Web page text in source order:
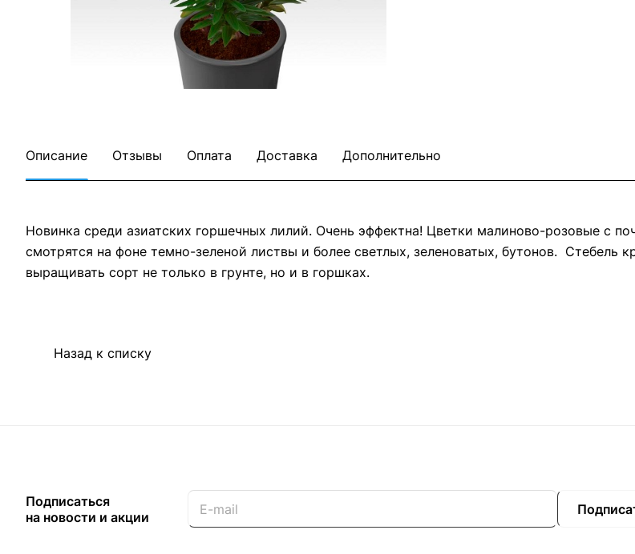
Описание Отзывы Оплата Доставка Дополнительно
Новинка среди азиатских горшечных лилий. Очень эффектна! Цветки малиново-розовые с
смотрятся на фоне темно-зеленой листвы и более светлых, зеленоватых, бутонов. Стебель
выращивать сорт не только в грунте, но и в горшках.
Назад к списку
Подписаться
на новости и акции